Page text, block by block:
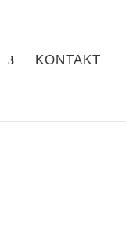
KONTAKT